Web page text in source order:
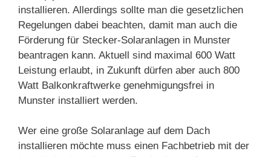
installieren. Allerdings sollte man die gesetzlichen
Regelungen dabei beachten, damit man auch die
Förderung für Stecker-Solaranlagen in Munster
beantragen kann. Aktuell sind maximal 600 Watt
Leistung erlaubt, in Zukunft dürfen aber auch 800
Watt Balkonkraftwerke genehmigungsfrei in
Munster installiert werden.
Wer eine große Solaranlage auf dem Dach
installieren möchte muss einen Fachbetrieb mit der